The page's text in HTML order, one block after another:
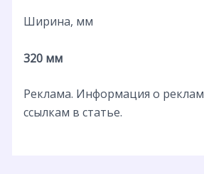
Ширина, мм
320 мм
Реклама. Информация о
ссылкам в статье.